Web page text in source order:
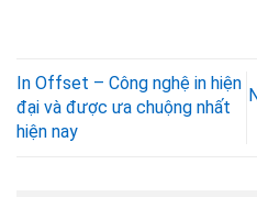
In Offset – Công nghệ in hiện
đại và được ưa chuộng nhất
hiện nay